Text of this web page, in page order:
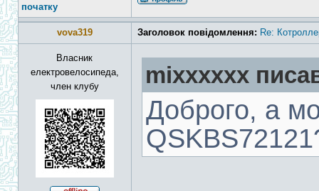
початку
vova319 Заголовок повідомлення: Re:
Власник
електровелосипеда,
член клубу
mixxxxxx
Доброго, а